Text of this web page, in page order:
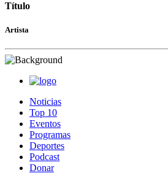
Título
Artista
Noticias
Top 10
Eventos
Programas
Deportes
Podcast
Donar